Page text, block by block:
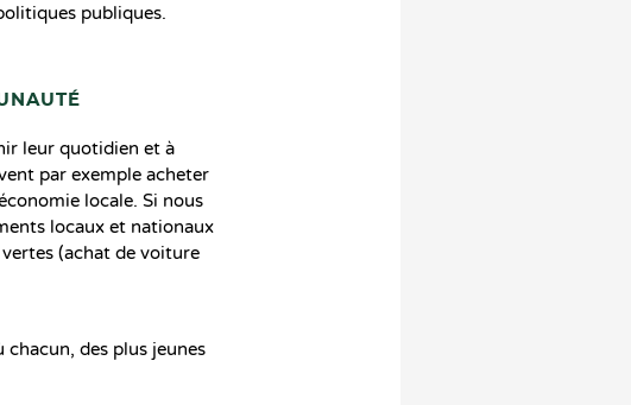
publiques.
leur quotidien et à
par exemple acheter
locale. Si nous
locaux et nationaux
(achat de voiture
chacun, des plus jeunes